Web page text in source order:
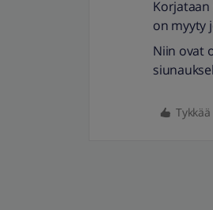
on myyty
Niin ovat
Tykkää